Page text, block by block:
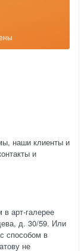
наши клиенты и
и
арт-галерее
д. 30/59. Или
способом в
не